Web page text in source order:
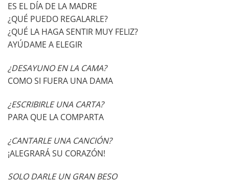
ES EL DÍA DE LA MADRE
¿QUÉ PUEDO REGALARLE?
¿QUÉ LA HAGA SENTIR MUY FELIZ?
AYÚDAME A ELEGIR
¿DESAYUNO EN LA CAMA?
COMO SI FUERA UNA DAMA
¿ESCRIBIRLE UNA CARTA?
PARA QUE LA COMPARTA
¿CANTARLE UNA CANCIÓN?
¡ALEGRARÁ SU CORAZÓN!
SOLO DARLE UN GRAN BESO